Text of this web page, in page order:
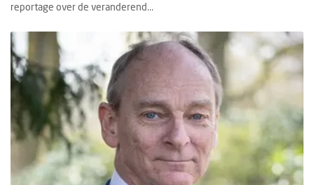
reportage over de veranderend...